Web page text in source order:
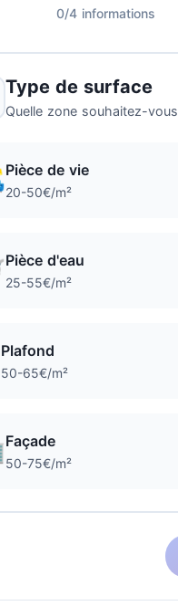
0/4 informations
Type de surface
Quelle zone souhaitez-
Pièce de vie
20-50€/m²
Pièce d'eau
25-55€/m²
Plafond
50-65€/m²
Façade
50-75€/m²